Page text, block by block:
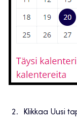
Klikkaa Uusi